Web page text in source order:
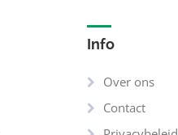
Info
Over ons
Contact